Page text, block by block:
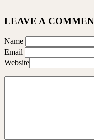
LEAVE A
Name
Email
Website